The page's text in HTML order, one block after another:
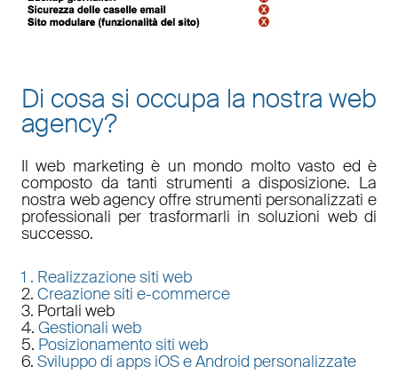
Di cosa si occupa la nostra web
agency?
Ilweb marketing è un mondo molto vasto ed è
composto da tanti strumenti a disposizione. La
nostra web agencyoffre strumenti personalizzati e
professionali per trasformarli in soluzioni web di
successo.
1 . Realizzazione siti web
2. Creazione siti e-commerce
3. Portali web
4. Gestionali web
5. Posizionamento siti web
6. Sviluppo di apps iOS e Android personalizzate